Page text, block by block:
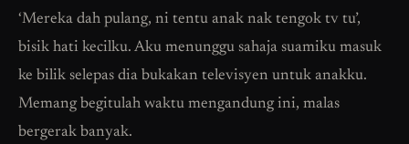
‘Mereka dah pulang, ni tentu anak nak tengok tv tu’,
bisik hati kecilku. Aku menunggu sahaja suamiku masuk
ke bilik selepas dia bukakan televisyen untuk anakku.
Memang begitulah waktu mengandung ini, malas
bergerak banyak.